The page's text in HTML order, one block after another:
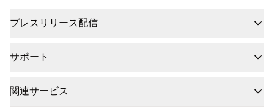
プレスリリース配信
サポート
関連サービス